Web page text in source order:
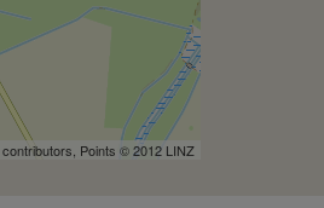
contributors, Points © 2012 LINZ